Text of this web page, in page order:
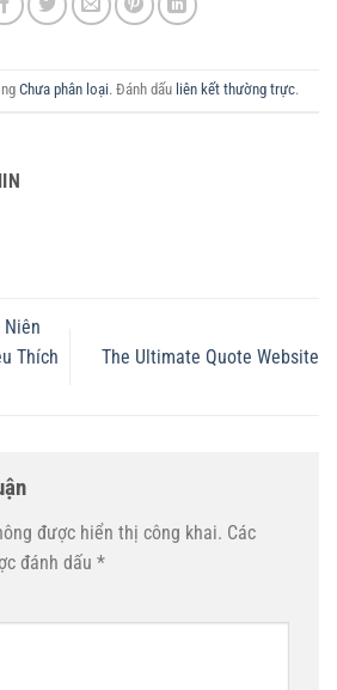
Chưa phân loại. Đánh dấu liên kết thường trực.
Niên
Thích
The Ultimate Quote Website
được hiển thị công khai. Các
đánh dấu *